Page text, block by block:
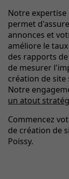
Notre
permet
annonces et
améliore le
des rapports
de mesurer
création de site
Notre
un atout
Commencez
de création de
Poissy.